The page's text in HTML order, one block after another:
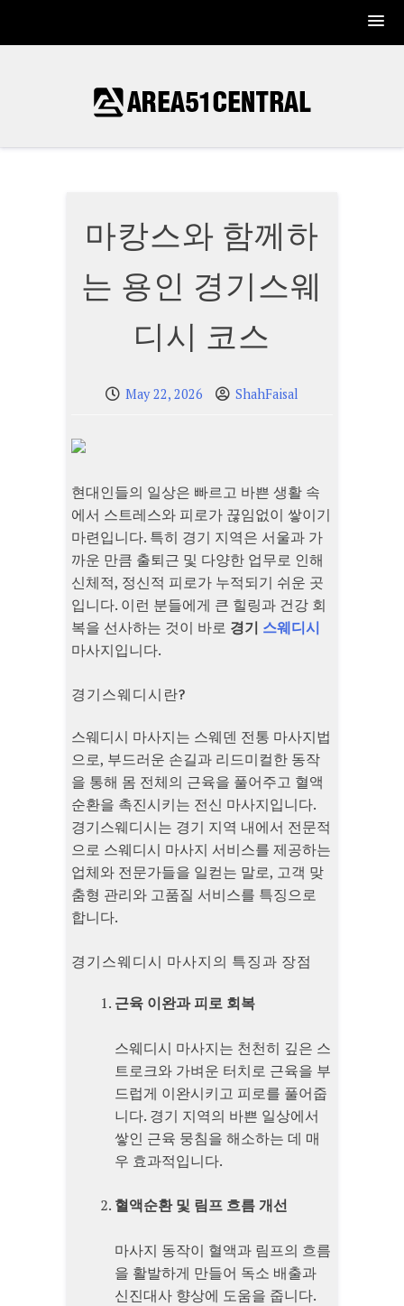
마캉스와 함께하
는 용인 경기스웨
디시 코스
May 22, 2026 ShahFaisal
현대인들의 일상은 빠르고 바쁜 생활 속
에서 스트레스와 피로가 끊임없이 쌓이기
마련입니다. 특히 경기 지역은 서울과 가
까운 만큼 출퇴근 및 다양한 업무로 인해
신체적, 정신적 피로가 누적되기 쉬운 곳
입니다. 이런 분들에게 큰 힐링과 건강 회
복을 선사하는 것이 바로 경기 스웨디시
마사지입니다.
경기스웨디시란?
스웨디시 마사지는 스웨덴 전통 마사지법
으로, 부드러운 손길과 리드미컬한 동작
을 통해 몸 전체의 근육을 풀어주고 혈액
순환을 촉진시키는 전신 마사지입니다.
경기스웨디시는 경기 지역 내에서 전문적
으로 스웨디시 마사지 서비스를 제공하는
업체와 전문가들을 일컫는 말로, 고객 맞
춤형 관리와 고품질 서비스를 특징으로
합니다.
경기스웨디시 마사지의 특징과 장점
근육 이완과 피로 회복
스웨디시 마사지는 천천히 깊은 스
트로크와 가벼운 터치로 근육을 부
드럽게 이완시키고 피로를 풀어줍
니다. 경기 지역의 바쁜 일상에서
쌓인 근육 뭉침을 해소하는 데 매
우 효과적입니다.
혈액순환 및 림프 흐름 개선
마사지 동작이 혈액과 림프의 흐름
을 활발하게 만들어 독소 배출과
신진대사 향상에 도움을 줍니다.